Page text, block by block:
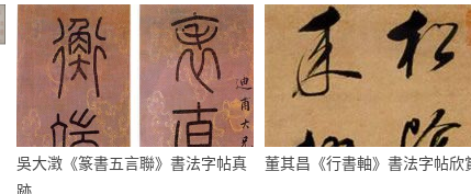
吳大澂《篆書五言聯》書法字帖真
董其昌《行書軸》書法字帖欣